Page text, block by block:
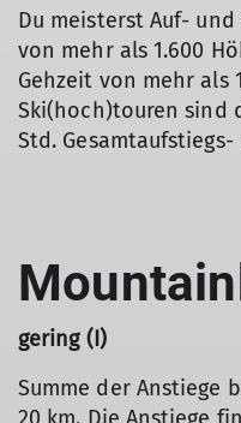
Du meisterst Auf-
von mehr als 1.600
Gehzeit von mehr als
Ski(hoch)touren sind
Std.
gering (I)
Summe der Anstiege